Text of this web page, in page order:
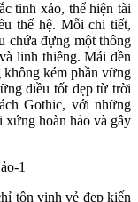
tinh xảo, thể hiện tài
thế hệ. Mỗi chi tiết,
chứa đựng một thông
linh thiêng. Mái đền
không kém phần vững
điều tốt đẹp từ trời
Gothic, với những
xứng hoàn hảo và gây
tôn vinh vẻ đẹp kiến